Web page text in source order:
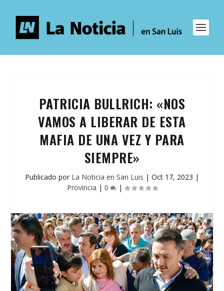
PATRICIA BULLRICH: «NOS
VAMOS A LIBERAR DE ESTA
MAFIA DE UNA VEZ Y PARA
SIEMPRE»
Publicado por La Noticia en San Luis | Oct 17, 2023 |
Provincia | 0 |